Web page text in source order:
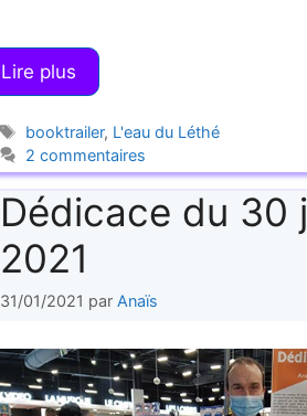
Lire plus
Étiquettes
booktrailer, L'eau du Léthé
2 commentaires
Dédicace du 30
2021
31/01/2021 par Anaïs